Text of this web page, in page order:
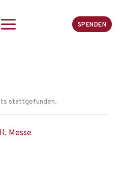
SPENDEN
stattgefunden.
Messe